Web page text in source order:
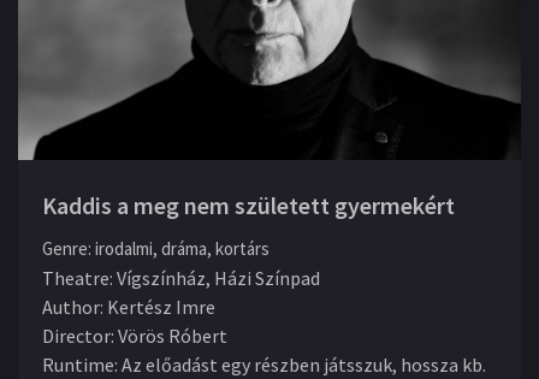
Kaddis a meg nem született gyermekért
Genre: irodalmi, dráma, kortárs
Theatre: Vígszínház, Házi Színpad
Author: Kertész Imre
Director: Vörös Róbert
Runtime: Az előadást egy részben játsszuk, hossza kb.